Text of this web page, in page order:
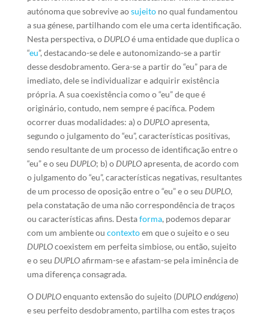
autónoma que sobrevive aosujeitono qual fundamentou
a sua génese, partilhando com ele uma certa identificação.
Nesta perspectiva, o DUPLOé uma entidade que duplica o
“eu”, destacando-se dele e autonomizando-se a partir
desse desdobramento. Gera-se a partir do “eu” para de
imediato, dele se individualizar e adquirir existência
própria. A sua coexistência como o “eu” de que é
originário, contudo, nem sempre é pacífica. Podem
ocorrer duas modalidades: a) o DUPLOapresenta,
segundo o julgamento do “eu”, características positivas,
sendo resultante de um processo de identificação entre o
“eu” e o seu DUPLO; b) o DUPLOapresenta, de acordo com
o julgamento do “eu”, características negativas, resultantes
de um processo de oposição entre o “eu” e o seu DUPLO,
pela constatação de uma não correspondência de traços
ou características afins. Destaforma, podemos deparar
com um ambiente ou contextoem que o sujeito e o seu
DUPLOcoexistem em perfeita simbiose, ou então, sujeito
e o seu DUPLOafirmam-se e afastam-se pela iminência de
uma diferença consagrada.
O DUPLOenquanto extensão do sujeito (DUPLO endógeno)
e seu perfeito desdobramento, partilha com estes traços